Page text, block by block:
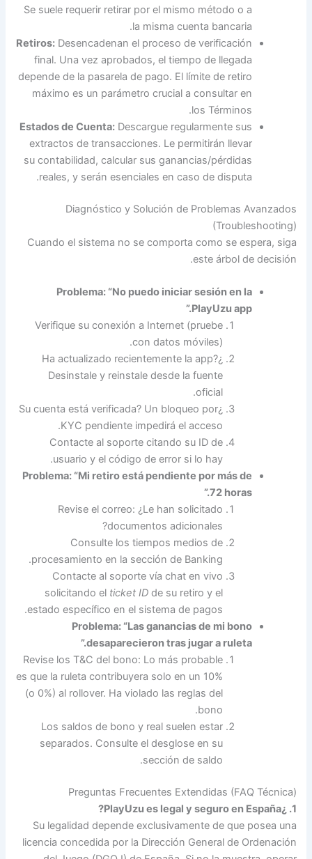
Se suele requerir retirar por el mismo método o a
la misma cuenta bancaria.
Retiros:Desencadenan el proceso de verificación
final. Una vez aprobados, el tiempo de llegada
depende de la pasarela de pago. El límite de retiro
máximo es un parámetro crucial a consultar en
los Términos.
Estados de Cuenta:Descargue regularmente sus
extractos de transacciones. Le permitirán llevar
su contabilidad, calcular sus ganancias/pérdidas
reales, y serán esenciales en caso de disputa.
Diagnóstico y Solución de Problemas Avanzados
(Troubleshooting)
Cuando el sistema no se comporta como se espera, siga
este árbol de decisión.
Problema: “No puedo iniciar sesión en la
PlayUzu app.”
Verifique su conexión a Internet (pruebe
con datos móviles).
¿Ha actualizado recientemente la app?
Desinstale y reinstale desde la fuente
oficial.
¿Su cuenta está verificada? Un bloqueo por
KYC pendiente impedirá el acceso.
Contacte al soporte citando su ID de
usuario y el código de error si lo hay.
Problema: “Mi retiro está pendiente por más de
72 horas.”
Revise el correo: ¿Le han solicitado
documentos adicionales?
Consulte los tiempos medios de
procesamiento en la sección de Banking.
Contacte al soporte vía chat en vivo
solicitando el ticket IDde su retiro y el
estado específico en el sistema de pagos.
Problema: “Las ganancias de mi bono
desaparecieron tras jugar a ruleta.”
Revise los T&C del bono: Lo más probable
es que la ruleta contribuyera solo en un 10%
(o 0%) al rollover. Ha violado las reglas del
bono.
Los saldos de bono y real suelen estar
separados. Consulte el desglose en su
sección de saldo.
Preguntas Frecuentes Extendidas (FAQ Técnica)
1. ¿PlayUzu es legal y seguro en España?
Su legalidad depende exclusivamente de que posea una
licencia concedida por la Dirección General de Ordenación